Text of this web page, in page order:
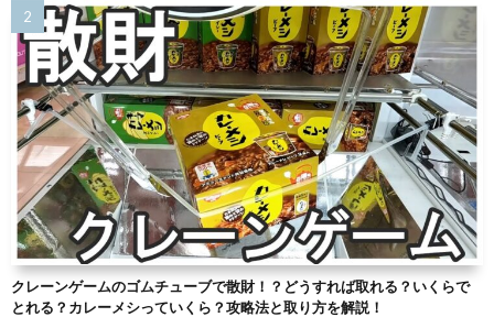
クレーンゲームのゴムチューブで散財！？どうすれば取れる？いくらで
とれる？カレーメシっていくら？攻略法と取り方を解説！